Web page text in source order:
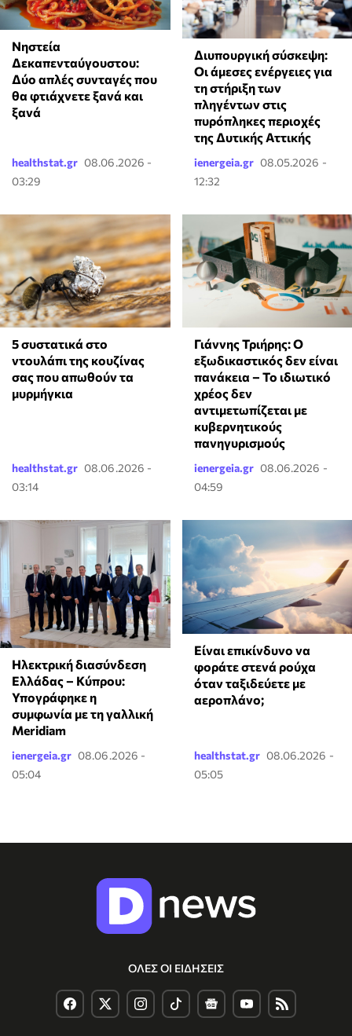
Νηστεία
Δεκαπενταύγουστου:
Δύο απλές συνταγές που
θα φτιάχνετε ξανά και
ξανά
healthstat.gr 08.06.2026 -
03:29
Διυπουργική σύσκεψη:
Οι άμεσες ενέργειες για
τη στήριξη των
πληγέντων στις
πυρόπληκες περιοχές
της Δυτικής Αττικής
ienergeia.gr 08.05.2026 -
12:32
⁠5 συστατικά στο
ντουλάπι της κουζίνας
σας που απωθούν τα
μυρμήγκια
healthstat.gr 08.06.2026 -
03:14
Γιάννης Τριήρης: Ο
εξωδικαστικός δεν είναι
πανάκεια – Το ιδιωτικό
χρέος δεν
αντιμετωπίζεται με
κυβερνητικούς
πανηγυρισμούς
ienergeia.gr 08.06.2026 -
04:59
Ηλεκτρική διασύνδεση
Ελλάδας – Κύπρου:
Υπογράφηκε η
συμφωνία με τη γαλλική
Meridiam
ienergeia.gr 08.06.2026 -
05:04
⁠Είναι επικίνδυνο να
φοράτε στενά ρούχα
όταν ταξιδεύετε με
αεροπλάνο;
healthstat.gr 08.06.2026 -
05:05
ΟΛΕΣ ΟΙ ΕΙΔΗΣΕΙΣ